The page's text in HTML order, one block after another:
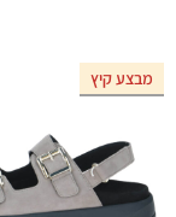
מבצע קיץ
אזל המלאי